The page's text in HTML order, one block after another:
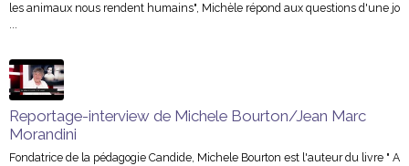
les animaux nous rendent humains", Michèle répond aux questions d'une jo
...
Reportage-interview de Michele Bourton/Jean Marc
Morandini
Fondatrice de la pédagogie Candide, Michele Bourton est l'auteur du livre " A